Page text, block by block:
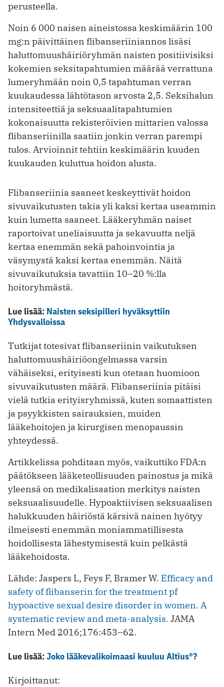
perusteella.
Noin 6 000 naisen aineistossa keskimäärin 100
mg:n päivittäinen flibanseriiniannos lisäsi
haluttomuushäiriöryhmän naisten positiivisiksi
kokemien seksitapahtumien määrää verrattuna
lumeryhmään noin 0,5 tapahtuman verran
kuukaudessa lähtötason arvosta 2,5. Seksihalun
intensiteettiä ja seksuaalitapahtumien
kokonaisuutta rekisteröivien mittarien valossa
flibanseriinilla saatiin jonkin verran parempi
tulos. Arvioinnit tehtiin keskimäärin kuuden
kuukauden kuluttua hoidon alusta.
Flibanseriinia saaneet keskeyttivät hoidon
sivuvaikutusten takia yli kaksi kertaa useammin
kuin lumetta saaneet. Lääkeryhmän naiset
raportoivat uneliaisuutta ja sekavuutta neljä
kertaa enemmän sekä pahoinvointia ja
väsymystä kaksi kertaa enemmän. Näitä
sivuvaikutuksia tavattiin 10–20 %:lla
hoitoryhmästä.
Lue lisää: Naisten seksipilleri hyväksyttiin
Yhdysvalloissa
Tutkijat totesivat flibanseriinin vaikutuksen
haluttomuushäiriöongelmassa varsin
vähäiseksi, erityisesti kun otetaan huomioon
sivuvaikutusten määrä. Flibanseriinia pitäisi
vielä tutkia erityisryhmissä, kuten somaattisten
ja psyykkisten sairauksien, muiden
lääkehoitojen ja kirurgisen menopaussin
yhteydessä.
Artikkelissa pohditaan myös, vaikuttiko FDA:n
päätökseen lääketeollisuuden painostus ja mikä
yleensä on medikalisaation merkitys naisten
seksuaalisuudelle. Hypoaktiivisen seksuaalisen
halukkuuden häiriöstä kärsivä nainen hyötyy
ilmeisesti enemmän moniammatillisesta
hoidollisesta lähestymisestä kuin pelkästä
lääkehoidosta.
Lähde: Jaspers L, Feys F, Bramer W. Efficacy and
safety of flibanserin for the treatment pf
hypoactive sexual desire disorder in women. A
systematic review and meta-analysis. JAMA
Intern Med 2016;176:453–62.
Lue lisää:Joko lääkevalikoimaasi kuuluu Altius®?
Kirjoittanut: